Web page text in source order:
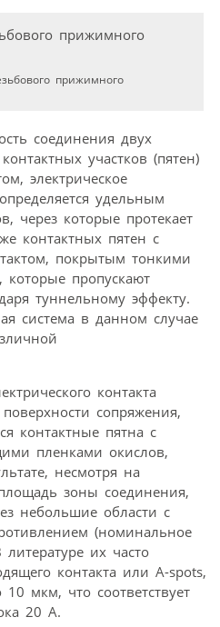
прижимного
соединения двух
участков (пятен)
электрическое
удельным
через которые протекает
контактных пятен с
покрытым тонкими
пропускают
туннельному эффекту.
система в данном случае
контакта
сопряжения,
контактные пятна с
пленками окислов,
несмотря на
зоны соединения,
небольшие области с
(номинальное
их часто
контакта или A-spots,
мкм, что соответствует
20 А.